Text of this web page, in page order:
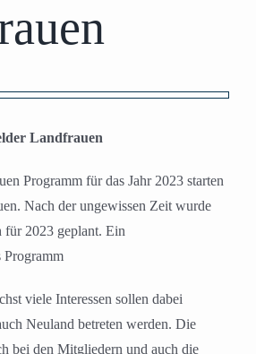
Landfrauen
Programm für das Jahr 2023 starten
Nach der ungewissen Zeit wurde
2023 geplant. Ein
Programm
viele Interessen sollen dabei
Neuland betreten werden. Die
bei den Mitgliedern und auch die